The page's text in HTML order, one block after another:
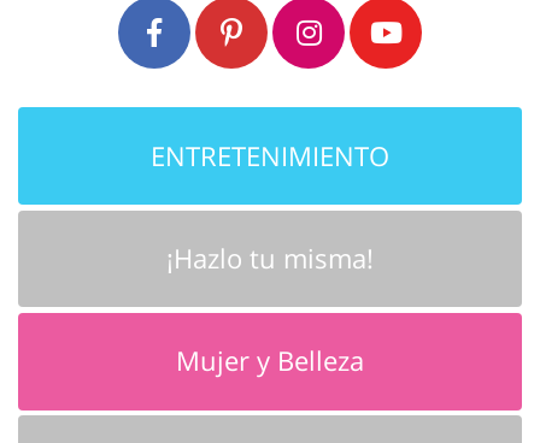
ENTRETENIMIENTO
¡Hazlo tu misma!
Mujer y Belleza